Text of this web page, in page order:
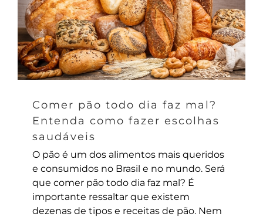
Comer pão todo dia faz mal?
Entenda como fazer escolhas
saudáveis
O pão é um dos alimentos mais queridos
e consumidos no Brasil e no mundo. Será
que comer pão todo dia faz mal? É
importante ressaltar que existem
dezenas de tipos e receitas de pão. Nem